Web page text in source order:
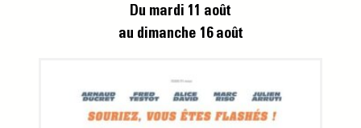
Du mardi 11 août
au dimanche 16 août